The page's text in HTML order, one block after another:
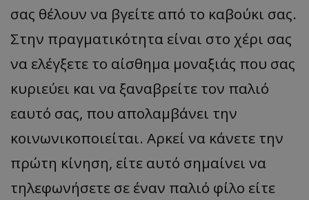
σας θέλουν να βγείτε από το καβούκι σας.
Στην πραγματικότητα είναι στο χέρι σας
να ελέγξετε το αίσθημα μοναξιάς που σας
κυριεύει και να ξαναβρείτε τον παλιό
εαυτό σας, που απολαμβάνει την
κοινωνικοποιείται. Αρκεί να κάνετε την
πρώτη κίνηση, είτε αυτό σημαίνει να
τηλεφωνήσετε σε έναν παλιό φίλο είτε